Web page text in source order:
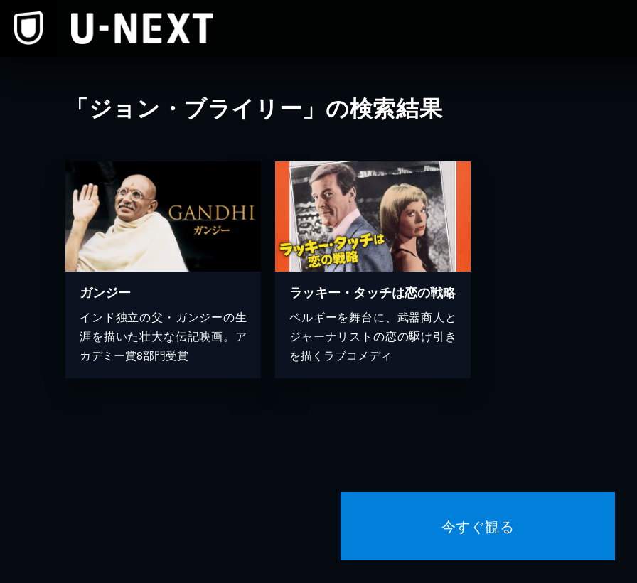
「ジョン・ブライリー」の検索結果
ガンジー
インド独立の父・ガンジーの生
涯を描いた壮大な伝記映画。ア
カデミー賞8部門受賞
ラッキー・タッチは恋の戦略
ベルギーを舞台に、武器商人と
ジャーナリストの恋の駆け引き
を描くラブコメディ
今すぐ観る